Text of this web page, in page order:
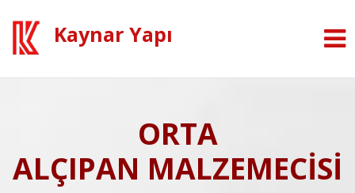
Kaynar Yapı
ORTA
ALÇIPAN MALZEMECİSİ